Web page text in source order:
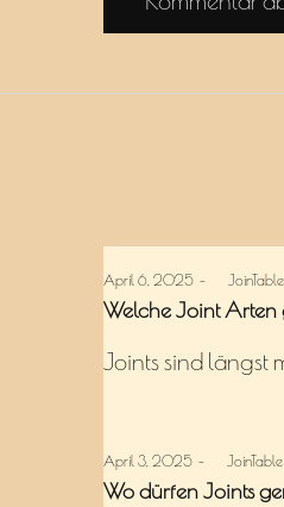
Posted
on
April 6, 2025 byJoinTable
Welche Joint Arten
Joints sind längst
Posted
on
April 3, 2025 byJoinTable
Wo dürfen Joints